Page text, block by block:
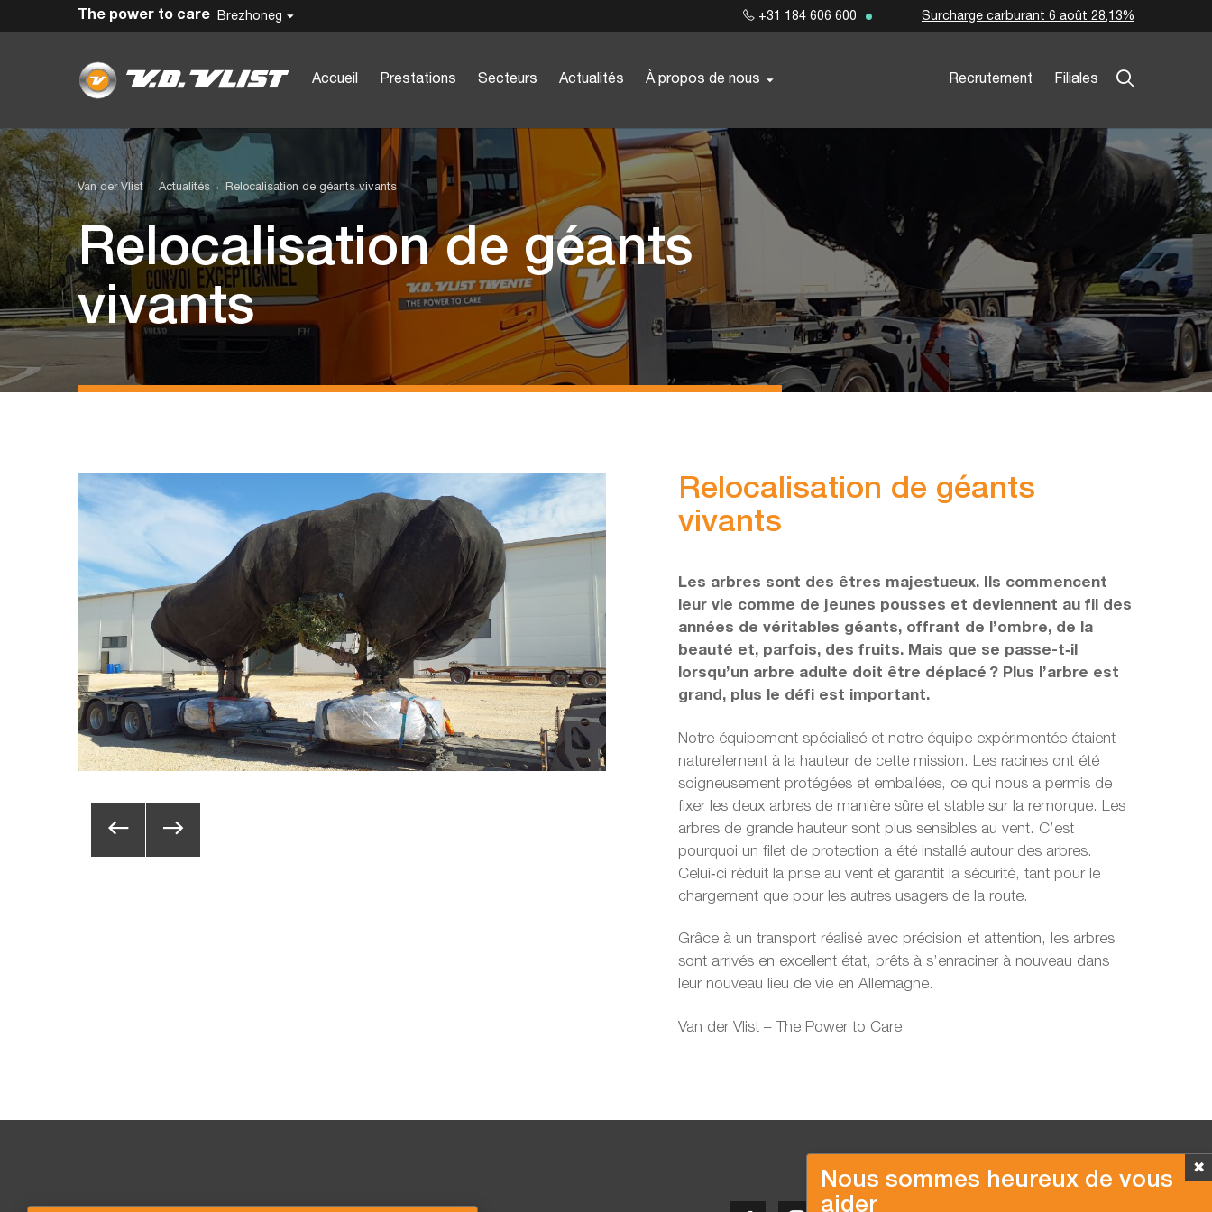
Brezhoneg
Accueil Prestations Secteurs Actualités À propos de nous Recrutement Filiales
The power to care +31 184 606 600 Surcharge carburant 6 août 28,13%
Van der Vlist Actualités Relocalisation de géants vivants
Relocalisation de géants
vivants
Relocalisation de géants
vivants
Les arbres sont des êtres majestueux. Ils commencent
leur vie comme de jeunes pousses et deviennent au fil des
années de véritables géants, offrant de l’ombre, de la
beauté et, parfois, des fruits. Mais que se passe-t‑il
lorsqu’un arbre adulte doit être déplacé ? Plus l’arbre est
grand, plus le défi est important.
Notre équipement spécialisé et notre équipe expérimentée étaient
naturellement à la hauteur de cette mission. Les racines ont été
soigneusement protégées et emballées, ce qui nous a permis de
fixer les deux arbres de manière sûre et stable sur la remorque. Les
arbres de grande hauteur sont plus sensibles au vent. C’est
pourquoi un filet de protection a été installé autour des arbres.
Celui‑ci réduit la prise au vent et garantit la sécurité, tant pour le
chargement que pour les autres usagers de la route.
Grâce à un transport réalisé avec précision et attention, les arbres
sont arrivés en excellent état, prêts à s’enraciner à nouveau dans
leur nouveau lieu de vie en Allemagne.
Van der Vlist – The Power to Care
✖
Nous sommes heureux de vous
aider